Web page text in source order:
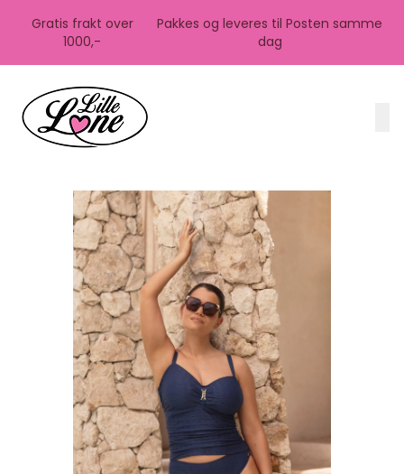
Gratis frakt over
1000,-
Pakkes og leveres til Posten samme
dag